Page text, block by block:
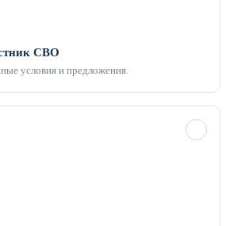
СВО
условия и предложения.